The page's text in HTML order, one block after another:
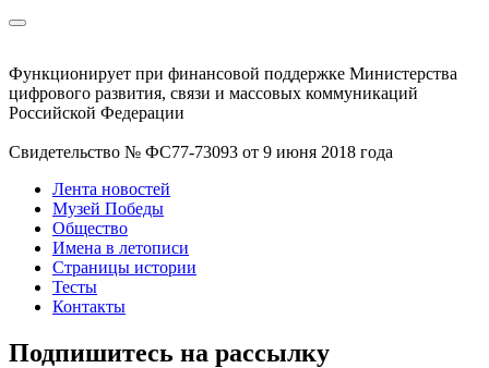
Функционирует при финансовой поддержке Министерства
цифрового развития, связи и массовых коммуникаций
Российской Федерации
Свидетельство № ФС77-73093 от 9 июня 2018 года
Лента новостей
Музей Победы
Общество
Имена в летописи
Страницы истории
Тесты
Контакты
Подпишитесь на рассылку